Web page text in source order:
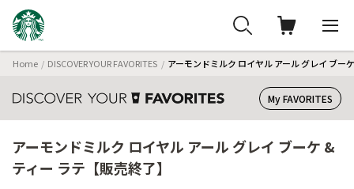
Home DISCOVER YOUR FAVORITES アーモンドミルク ロイヤル アール グレイ ブー
My FAVORITES
アーモンドミルク ロイヤル アール グレイ ブーケ &
ティー ラテ【販売終了】